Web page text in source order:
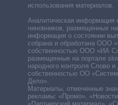
использования материалов.
Аналитическая информация
чиновников, размещенных
информация о состоянии
собрана и обработана ООО
собственностью ООО «ИА
размещенные на портале
народного контроля Слово
собственностью ОО
Дело».
Материалы, отмеченные
рекламы: «Промо»,